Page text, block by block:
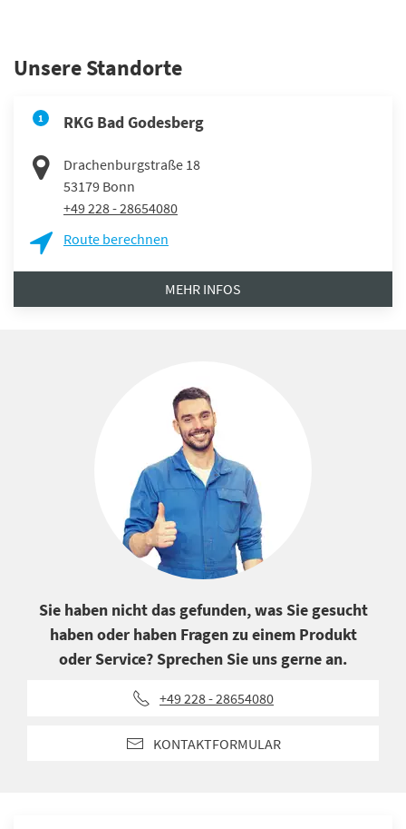
Unsere Standorte
1 RKG Bad Godesberg
Drachenburgstraße 18
53179 Bonn
+49 228 - 28654080
Route berechnen
MEHR INFOS
Sie haben nicht das gefunden, was Sie gesucht
haben oder haben Fragen zu einem Produkt
oder Service? Sprechen Sie uns gerne an.
+49 228 - 28654080
KONTAKTFORMULAR